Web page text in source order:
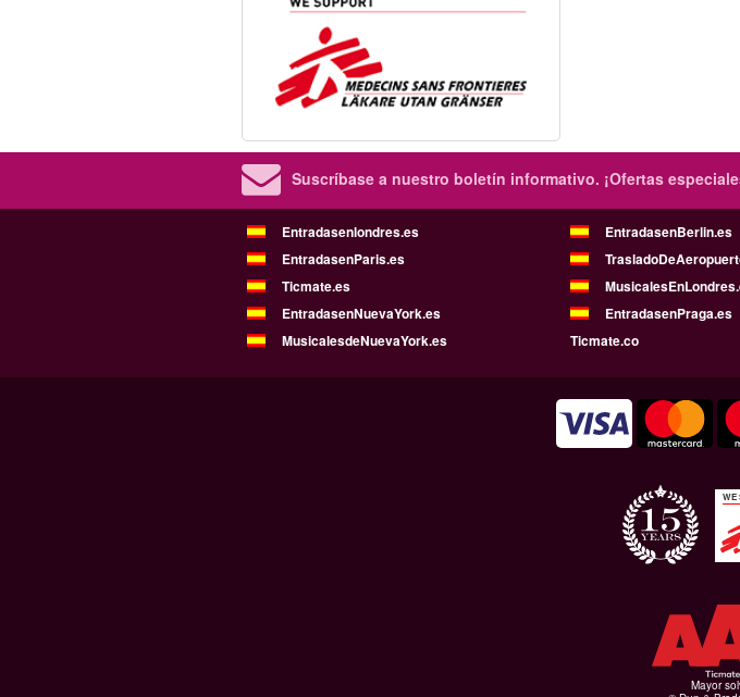
Suscríbase a nuestro boletín informativo. ¡Ofertas
Entradasenlondres.es EntradasenBerlin.es
EntradasenParis.es
Ticmate.es
EntradasenNuevaYork.es
EntradasenPraga.es
MusicalesdeNuevaYork.es
Ticmate.co
WE
Mayor